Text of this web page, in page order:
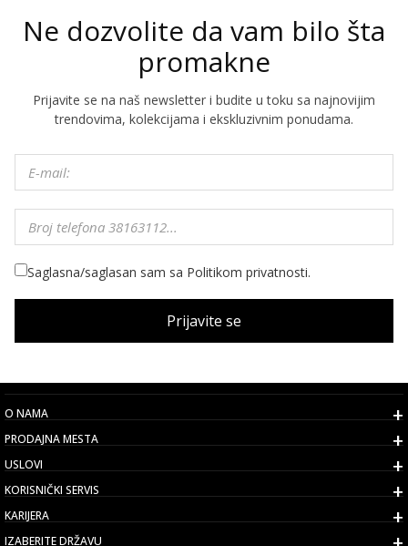
Ne dozvolite da vam bilo šta
promakne
Prijavite se na naš newsletter i budite u toku sa najnovijim
trendovima, kolekcijama i ekskluzivnim ponudama.
Saglasna/saglasan sam sa Politikom privatnosti.
Prijavite se
O NAMA
PRODAJNA MESTA
USLOVI
KORISNIČKI SERVIS
KARIJERA
IZABERITE DRŽAVU